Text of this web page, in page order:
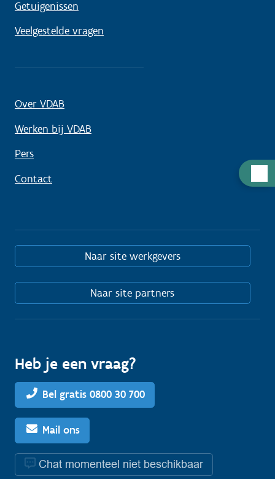
Getuigenissen
Veelgestelde vragen
Over VDAB
Werken bij VDAB
Pers
Contact
Naar site werkgevers
Naar site partners
Heb je een vraag?
Bel gratis 0800 30 700
Mail ons
Chat momenteel niet beschikbaar